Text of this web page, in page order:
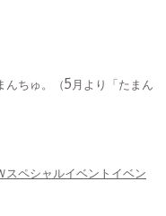
ちゅ。（5月より「たまん
ペシャルイベントイベン